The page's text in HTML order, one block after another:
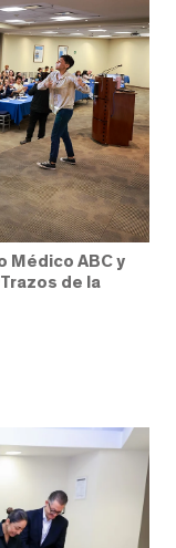
Médico ABC y
de la